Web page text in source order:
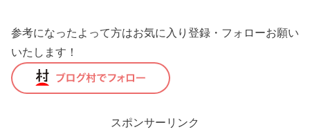
参考になったよって方はお気に入り登録・フォローお願い
いたします！
スポンサーリンク